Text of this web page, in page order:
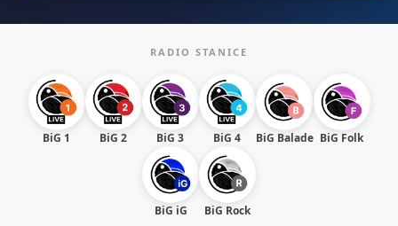
RADIO STANICE
BiG 1 BiG 2 BiG 3 BiG 4 BiG Balade BiG Folk
BiG iG BiG Rock